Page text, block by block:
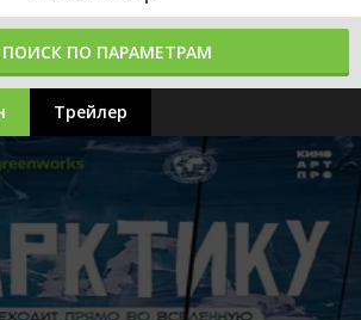
ПОИСК ПО ПАРАМЕТРАМ
Трейлер